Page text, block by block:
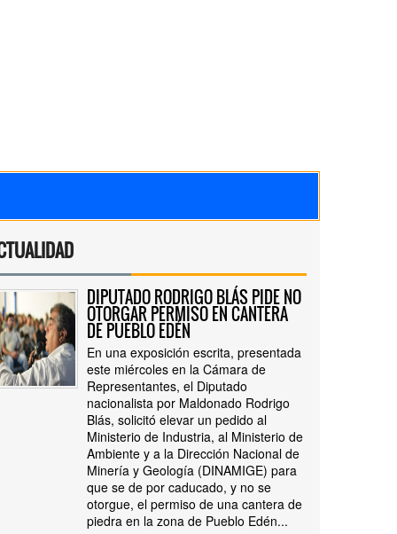
DIPUTADO RODRIGO BLÁS PIDE NO
OTORGAR PERMISO EN CANTERA
DE PUEBLO EDÉN
En una exposición escrita, presentada
este miércoles en la Cámara de
Representantes, el Diputado
nacionalista por Maldonado Rodrigo
Blás, solicitó elevar un pedido al
Ministerio de Industria, al Ministerio de
Ambiente y a la Dirección Nacional de
Minería y Geología (DINAMIGE) para
que se de por caducado, y no se
otorgue, el permiso de una cantera de
piedra en la zona de Pueblo Edén...